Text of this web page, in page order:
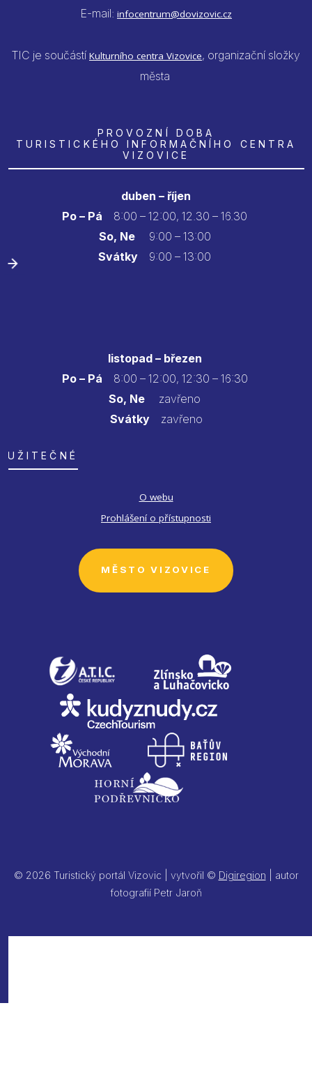
E-mail: infocentrum@dovizovic.cz
TIC je součástí Kulturního centra Vizovice, organizační složky
města
PROVOZNÍ DOBA
TURISTICKÉHO INFORMAČNÍHO CENTRA
VIZOVICE
duben – říjen
Po – Pá
8:00 – 12:00, 12.30 – 16.30
So, Ne9:00 – 13:00
Svátky 9:00 – 13:00
listopad – březen
Po – Pá 8:00 – 12:00, 12:30 – 16:30
So, Ne zavřeno
Svátkyzavřeno
UŽITEČNÉ
O webu
Prohlášení o přístupnosti
MĚSTO VIZOVICE
© 2026 Turistický portál Vizovic | vytvořil © Digiregion | autor
fotografií Petr Jaroň